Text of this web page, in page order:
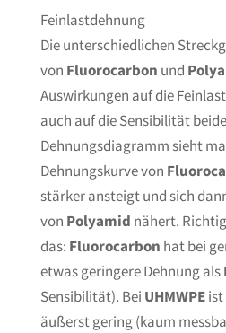
Feinlastdehnung
Die unterschiedlichen
von Fluorocarbon und
Auswirkungen auf die
auch auf die Sensibilität
Dehnungsdiagramm sieht
Dehnungskurve von
stärker ansteigt und sich
von Polyamid nähert.
das: Fluorocarbon hat bei
etwas geringere Dehnung als
Sensibilität). Bei UHMWPE
äußerst gering (kaum